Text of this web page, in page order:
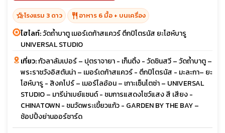
hotel_classโรงแรม 3 ดาว restaurant อาหาร 6 มื้อ + บนเครื่อง
ไฮไลท์:วัดถ้ำบาตู เมอร์เดก้าสแควร์ ตึกปิโตรนัส ยะโฮห์บารู
UNIVERSAL STUDIO
เที่ยว:กัวลาลัมเปอร์ – ปุตราจายา - เก็นติ้ง - วัดชินสวี – วัดถ้ำบาตู –
พระราชวังอิสตันน่า – เมอร์เดก้าสแควร์ - ตึกปิโตรนัส - มะละกา– ยะ
โฮห์บารู - สิงคโปร์ – เมอร์ไลอ้อน – เกาะเซ็นโตซ่า – UNIVERSAL
STUDIO – มารีน่าเบย์แซนด์ - ชมการแสดงโชว์แสง สี เสียง -
CHINATOWN - ชมวัดพระเขี้ยวแก้ว - GARDEN BY THE BAY –
ช้อปปิ้งย่านออร์ชาร์ด